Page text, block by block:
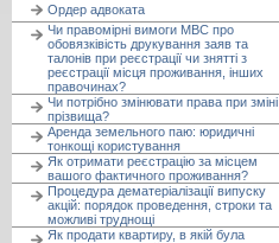
Ордер адвоката
Чи правомірні вимоги МВС про
обовязківість друкування заяв та
талонів при реєстрації чи знятті з
реєстрації місця проживання, інших
правочинах?
Чи потрібно змінювати права при зміні
прізвища?
Аренда земельного паю: юридичні
тонкощі користування
Як отримати реєстрацію за місцем
вашого фактичного проживання?
Процедура дематеріалізації випуску
акцій: порядок проведення, строки та
можливі труднощі
Як продати квартиру, в якій була